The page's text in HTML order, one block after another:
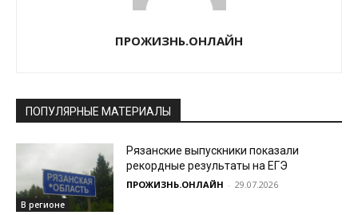
ПРОЖИЗНЬ.ОНЛАЙН
ПОПУЛЯРНЫЕ МАТЕРИАЛЫ
В регионе
Рязанские выпускники показали
рекордные результаты на ЕГЭ
ПРОЖИЗНЬ.ОНЛАЙН - 29.07.2026